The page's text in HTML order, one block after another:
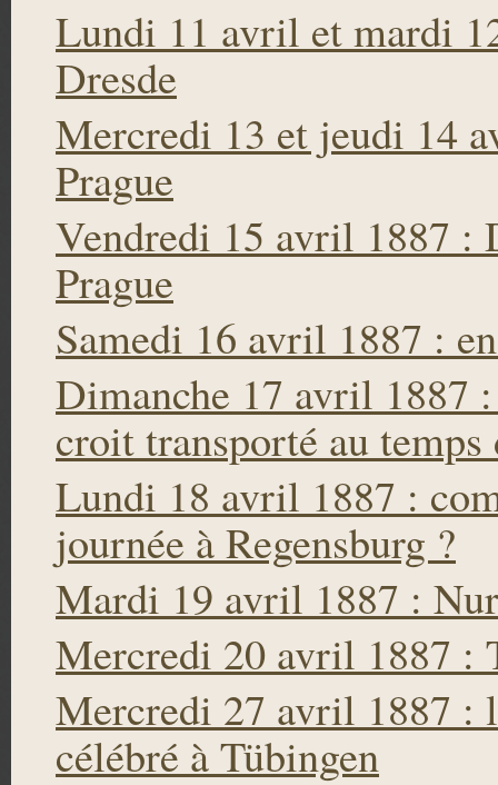
Lundi 11 avril et mardi
Dresde
Mercredi 13 et jeudi 14
Prague
Vendredi 15 avril 1887 :
Prague
Samedi 16 avril 1887 :
Dimanche 17 avril 1887
croit transporté au temps
Lundi 18 avril 1887 :
journée à Regensburg ?
Mardi 19 avril 1887 :
Mercredi 20 avril 1887 :
Mercredi 27 avril 1887 :
célébré à Tübingen